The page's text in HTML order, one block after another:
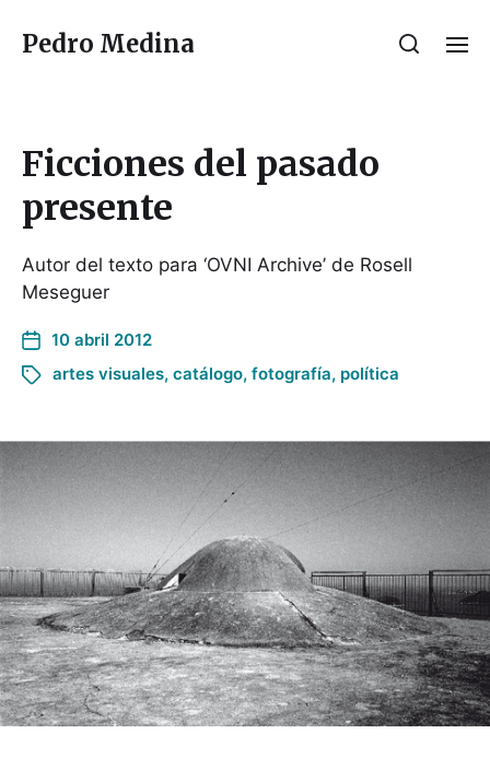
Pedro Medina
Ficciones del pasado
presente
Autor del texto para ‘OVNI Archive’ de Rosell
Meseguer
10 abril 2012
artes visuales, catálogo, fotografía, política